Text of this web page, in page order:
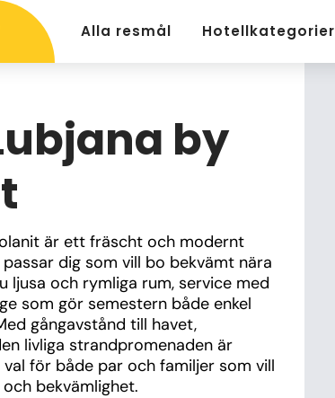
Alla resmål Hotellkategorier
by
är ett fräscht och modernt
dig som vill bo bekvämt nära
ljusa och rymliga rum, service med
som gör semestern både enkel
gångavstånd till havet,
livliga strandpromenaden är
för både par och familjer som vill
bekvämlighet.